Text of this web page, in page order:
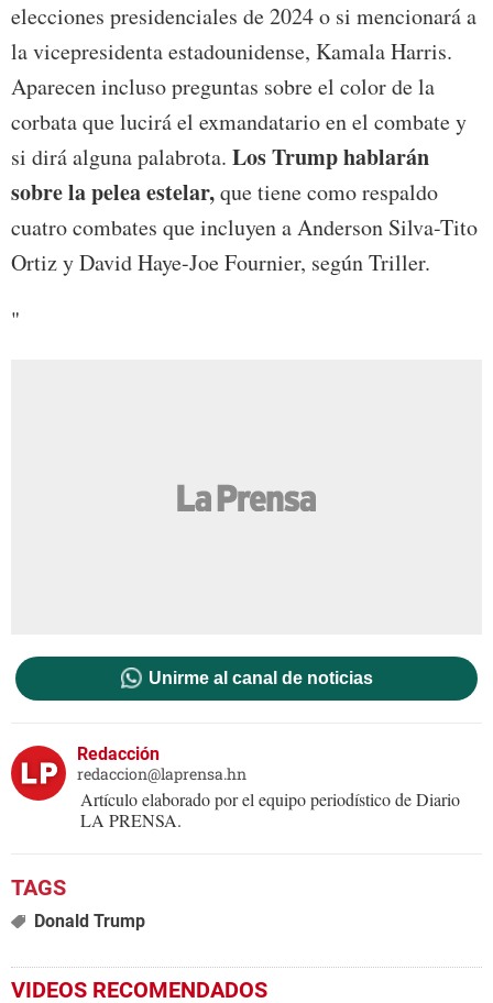
elecciones presidenciales de 2024 o si mencionará a
la vicepresidenta estadounidense, Kamala Harris.
Aparecen incluso preguntas sobre el color de la
corbata que lucirá el exmandatario en el combate y
si dirá alguna palabrota. Los Trump hablarán
sobre la pelea estelar,que tiene como respaldo
cuatro combates que incluyen a Anderson Silva-Tito
Ortiz y David Haye-Joe Fournier, según Triller.
"
Unirme al canal de noticias
Redacción
redaccion@laprensa.hn
Artículo elaborado por el equipo periodístico de Diario
LA PRENSA.
Donald Trump
VIDEOS RECOMENDADOS